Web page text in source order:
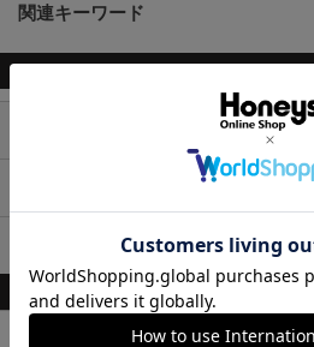
関連キーワード
チュニック
柄・素材・その他